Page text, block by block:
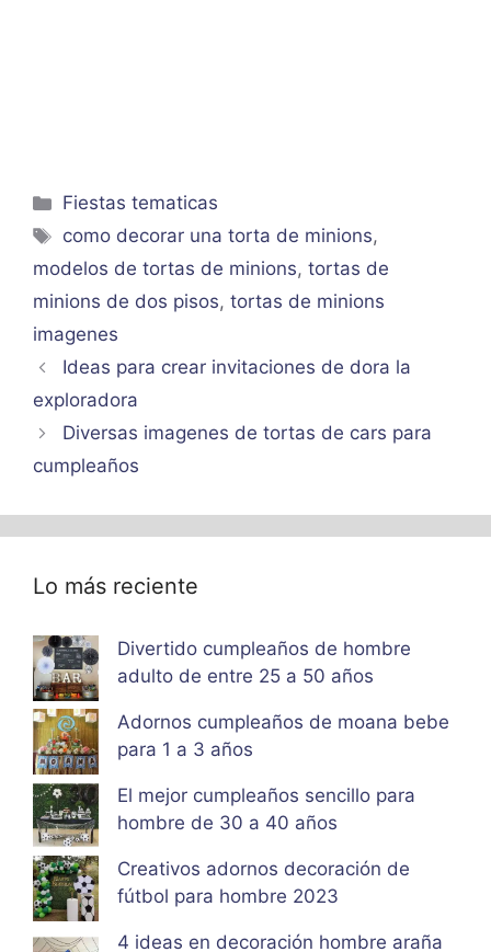
Categorías
Fiestas tematicas
Etiquetas
como decorar una torta de minions,
modelos de tortas de minions, tortas de
minions de dos pisos, tortas de minions
imagenes
Ideas para crear invitaciones de dora la
exploradora
Diversas imagenes de tortas de cars para
cumpleaños
Lo más reciente
Divertido cumpleaños de hombre
adulto de entre 25 a 50 años
Adornos cumpleaños de moana bebe
para 1 a 3 años
El mejor cumpleaños sencillo para
hombre de 30 a 40 años
Creativos adornos decoración de
fútbol para hombre 2023
4 ideas en decoración hombre araña